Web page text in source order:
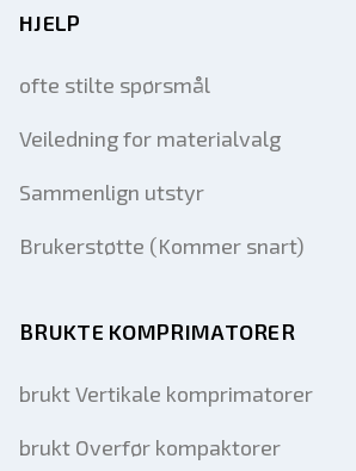
HJELP
ofte stilte spørsmål
Veiledning for materialvalg
Sammenlign utstyr
Brukerstøtte (Kommer snart)
BRUKTE KOMPRIMATORER
brukt Vertikale komprimatorer
brukt Overfør kompaktorer